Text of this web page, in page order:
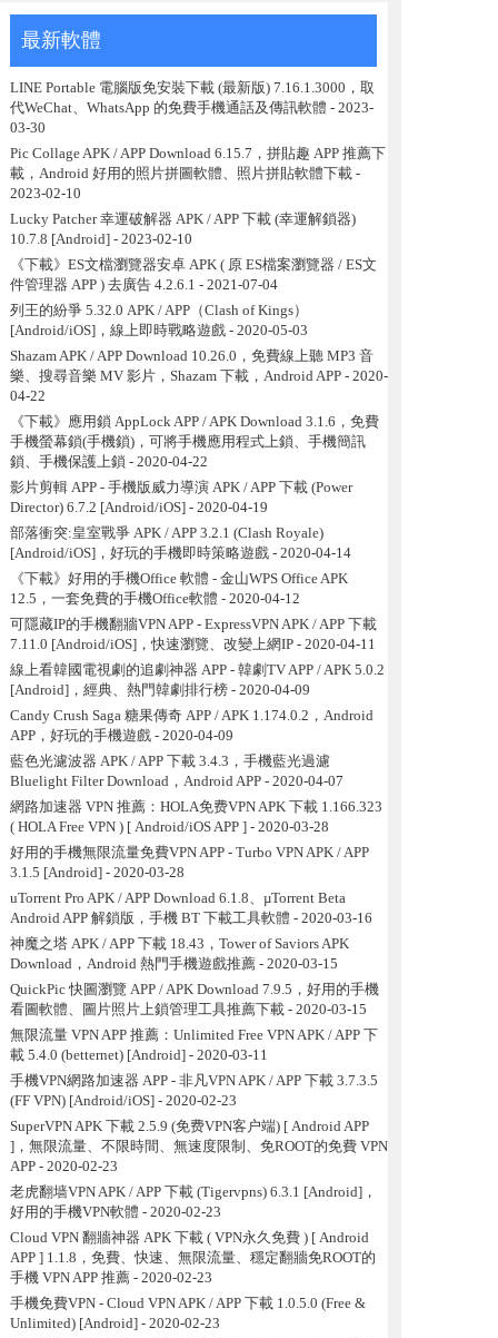
最新軟體
LINE Portable 電腦版免安裝下載 (最新版) 7.16.1.3000，取
代WeChat、WhatsApp 的免費手機通話及傳訊軟體 - 2023-
03-30
Pic Collage APK / APP Download 6.15.7，拼貼趣 APP 推薦下
載，Android 好用的照片拼圖軟體、照片拼貼軟體下載-
2023-02-10
Lucky Patcher 幸運破解器 APK / APP 下載 (幸運解鎖器)
10.7.8 [Android] - 2023-02-10
《下載》ES文檔瀏覽器安卓 APK ( 原 ES檔案瀏覽器 / ES文
件管理器 APP ) 去廣告 4.2.6.1 - 2021-07-04
列王的紛爭 5.32.0 APK / APP（Clash of Kings）
[Android/iOS]，線上即時戰略遊戲- 2020-05-03
Shazam APK / APP Download 10.26.0，免費線上聽 MP3 音
樂、搜尋音樂 MV 影片，Shazam 下載，Android APP- 2020-
04-22
《下載》應用鎖 AppLock APP / APK Download 3.1.6，免費
手機螢幕鎖(手機鎖)，可將手機應用程式上鎖、手機簡訊
鎖、手機保護上鎖 - 2020-04-22
影片剪輯 APP - 手機版威力導演 APK / APP 下載 (Power
Director) 6.7.2 [Android/iOS]- 2020-04-19
部落衝突:皇室戰爭 APK / APP 3.2.1 (Clash Royale)
[Android/iOS]，好玩的手機即時策略遊戲- 2020-04-14
《下載》好用的手機Office 軟體 - 金山WPS Office APK
12.5，一套免費的手機Office軟體 - 2020-04-12
可隱藏IP的手機翻牆VPN APP - ExpressVPN APK / APP 下載
7.11.0 [Android/iOS]，快速瀏覽、改變上網IP- 2020-04-11
線上看韓國電視劇的追劇神器 APP - 韓劇TV APP / APK 5.0.2
[Android]，經典、熱門韓劇排行榜- 2020-04-09
Candy Crush Saga 糖果傳奇 APP / APK 1.174.0.2，Android
APP，好玩的手機遊戲- 2020-04-09
藍色光濾波器 APK / APP 下載 3.4.3，手機藍光過濾
Bluelight Filter Download，Android APP- 2020-04-07
網路加速器 VPN 推薦：HOLA免费VPN APK 下載 1.166.323
( HOLA Free VPN ) [ Android/iOS APP ]- 2020-03-28
好用的手機無限流量免費VPN APP - Turbo VPN APK / APP
3.1.5 [Android]- 2020-03-28
uTorrent Pro APK / APP Download 6.1.8、µTorrent Beta
Android APP 解鎖版，手機 BT 下載工具軟體 - 2020-03-16
神魔之塔 APK / APP 下載 18.43，Tower of Saviors APK
Download，Android 熱門手機遊戲推薦- 2020-03-15
QuickPic 快圖瀏覽 APP / APK Download 7.9.5，好用的手機
看圖軟體、圖片照片上鎖管理工具推薦下載- 2020-03-15
無限流量 VPN APP 推薦：Unlimited Free VPN APK / APP 下
載 5.4.0 (betternet) [Android]- 2020-03-11
手機VPN網路加速器 APP - 非凡VPN APK / APP 下載 3.7.3.5
(FF VPN) [Android/iOS]- 2020-02-23
SuperVPN APK 下載 2.5.9 (免费VPN客户端) [ Android APP
]，無限流量、不限時間、無速度限制、免ROOT的免費 VPN
APP- 2020-02-23
老虎翻墙VPN APK / APP 下載 (Tigervpns) 6.3.1 [Android]，
好用的手機VPN軟體 - 2020-02-23
Cloud VPN 翻牆神器 APK 下載 ( VPN永久免費 ) [ Android
APP ] 1.1.8，免費、快速、無限流量、穩定翻牆免ROOT的
手機 VPN APP 推薦- 2020-02-23
手機免費VPN - Cloud VPN APK / APP 下載 1.0.5.0 (Free &
Unlimited) [Android]- 2020-02-23